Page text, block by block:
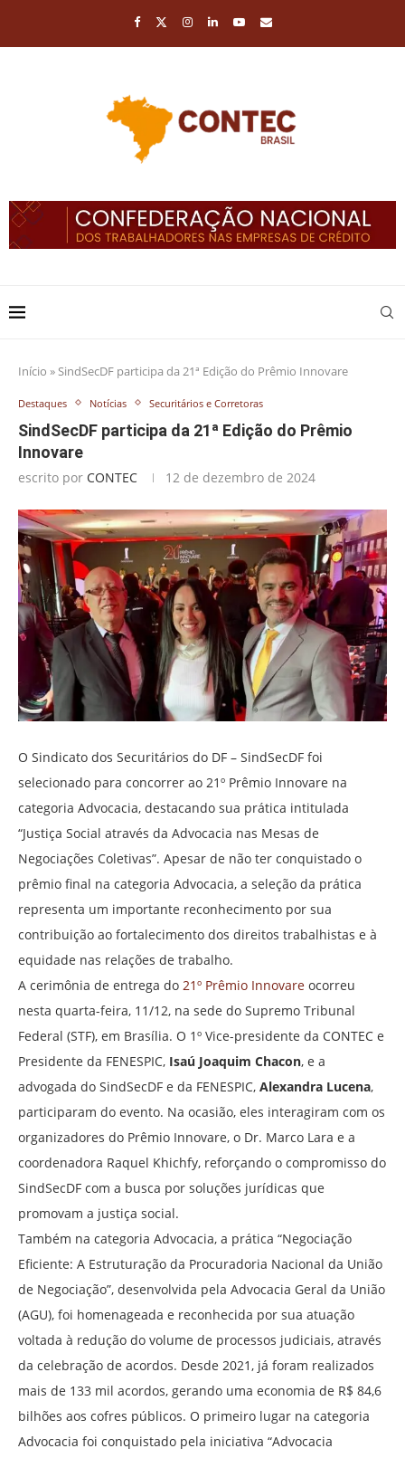
Início »SindSecDF participa da 21ª Edição do Prêmio Innovare
Destaques Notícias Securitários e Corretoras
SindSecDF participa da 21ª Edição do Prêmio
Innovare
escrito por CONTEC 12 de dezembro de 2024
O Sindicato dos Securitários do DF – SindSecDF foi
selecionado para concorrer ao 21º Prêmio Innovare na
categoria Advocacia, destacando sua prática intitulada
“Justiça Social através da Advocacia nas Mesas de
Negociações Coletivas”. Apesar de não ter conquistado o
prêmio final na categoria Advocacia, a seleção da prática
representa um importante reconhecimento por sua
contribuição ao fortalecimento dos direitos trabalhistas e à
equidade nas relações de trabalho.
A cerimônia de entrega do 21º Prêmio Innovare ocorreu
nesta quarta-feira, 11/12, na sede do Supremo Tribunal
Federal (STF), em Brasília. O 1º Vice-presidente da CONTEC e
Presidente da FENESPIC, Isaú Joaquim Chacon, e a
advogada do SindSecDF e da FENESPIC, Alexandra Lucena,
participaram do evento. Na ocasião, eles interagiram com os
organizadores do Prêmio Innovare, o Dr. Marco Lara e a
coordenadora Raquel Khichfy, reforçando o compromisso do
SindSecDF com a busca por soluções jurídicas que
promovam a justiça social.
Também na categoria Advocacia, a prática “Negociação
Eficiente: A Estruturação da Procuradoria Nacional da União
de Negociação”, desenvolvida pela Advocacia Geral da União
(AGU), foi homenageada e reconhecida por sua atuação
voltada à redução do volume de processos judiciais, através
da celebração de acordos. Desde 2021, já foram realizados
mais de 133 mil acordos, gerando uma economia de R$ 84,6
bilhões aos cofres públicos. O primeiro lugar na categoria
Advocacia foi conquistado pela iniciativa “Advocacia